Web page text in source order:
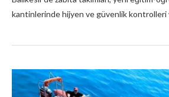
kantinlerinde hijyen ve güvenlik kontrolleri